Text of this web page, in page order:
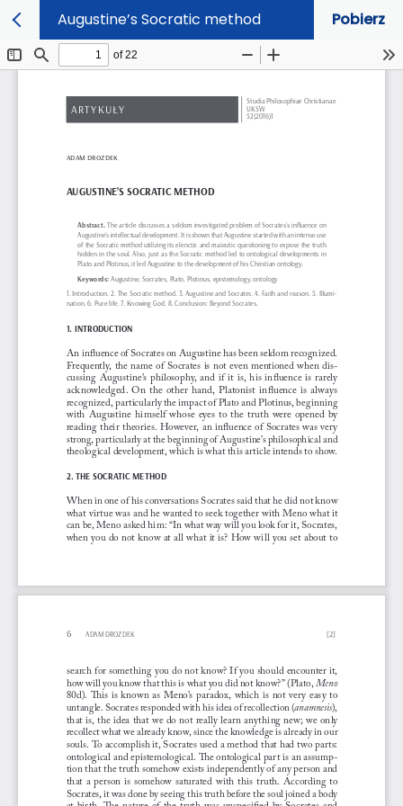
Augustine’s Socratic method Pobierz